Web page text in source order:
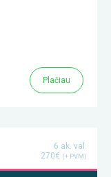
Plačiau
6 ak. val.
270€ (+ PVM)